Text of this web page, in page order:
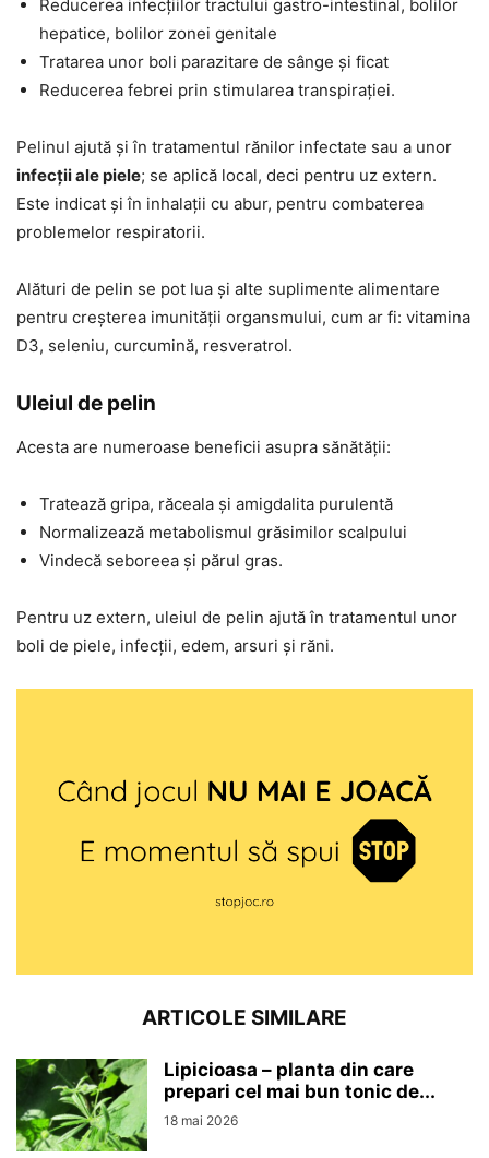
Reducerea infecțiilor tractului gastro-intestinal, bolilor
hepatice, bolilor zonei genitale
Tratarea unor boli parazitare de sânge și ficat
Reducerea febrei prin stimularea transpirației.
Pelinul ajută și în tratamentul rănilor infectate sau a unor
infecții ale piele; se aplică local, deci pentru uz extern.
Este indicat și în inhalații cu abur, pentru combaterea
problemelor respiratorii.
Alături de pelin se pot lua și alte suplimente alimentare
pentru creșterea imunității organsmului, cum ar fi: vitamina
D3, seleniu, curcumină, resveratrol.
Uleiul de pelin
Acesta are numeroase beneficii asupra sănătății:
Tratează gripa, răceala și amigdalita purulentă
Normalizează metabolismul grăsimilor scalpului
Vindecă seboreea și părul gras.
Pentru uz extern, uleiul de pelin ajută în tratamentul unor
boli de piele, infecții, edem, arsuri și răni.
ARTICOLE SIMILARE
Lipicioasa – planta din care
prepari cel mai bun tonic de...
18 mai 2026